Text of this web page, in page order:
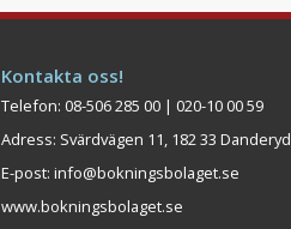
Kontakta oss!
Telefon: 08-506 285 00 | 020-10 00 59
Adress: Svärdvägen 11, 182 33 Danderyd
E-post: info@bokningsbolaget.se
www.bokningsbolaget.se